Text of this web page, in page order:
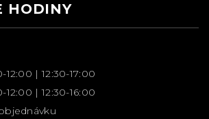
HODINY
12:00 | 12:30-17:00
12:00 | 12:30-16:00